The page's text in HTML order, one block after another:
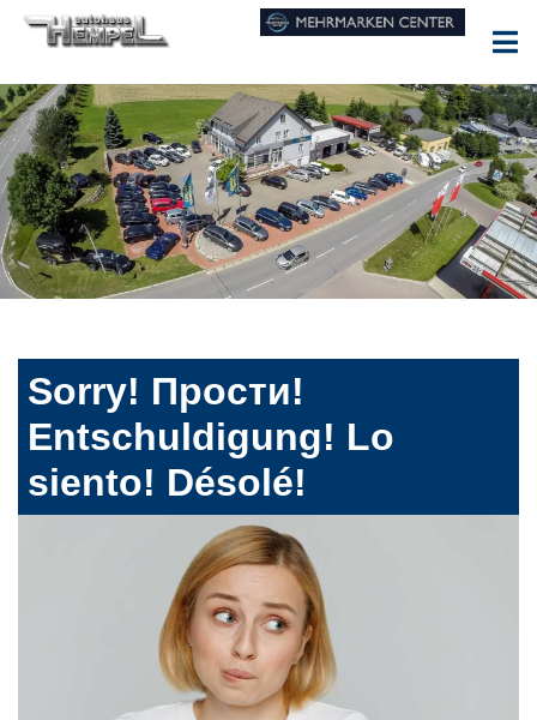
Sorry! Прости!
Entschuldigung! Lo
siento! Désolé!